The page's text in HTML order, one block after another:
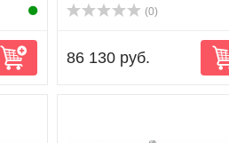
(0)
86 130 руб.